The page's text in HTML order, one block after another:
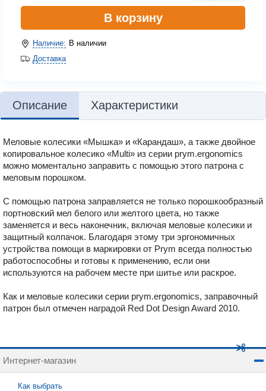
В корзину
Наличие: В наличии
Доставка
Описание Характеристики
Меловые колесики «Мышка» и «Карандаш», а также двойное
копировальное колесико «Multi» из серии prym.ergonomics
можно моментально заправить с помощью этого патрона с
меловым порошком.
С помощью патрона заправляется не только порошкообразный
портновский мел белого или желтого цвета, но также
заменяется и весь наконечник, включая меловые колесики и
защитный колпачок. Благодаря этому три эргономичных
устройства помощи в маркировки от Prym всегда полностью
работоспособны и готовы к применению, если они
используются на рабочем месте при шитье или раскрое.
Как и меловые колесики серии prym.ergonomics, заправочный
патрон был отмечен наградой Red Dot Design Award 2010.
Интернет-магазин
Как выбрать